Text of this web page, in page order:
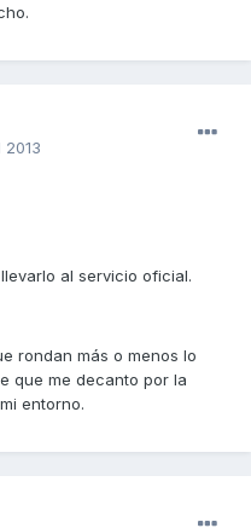
al servicio oficial.
rondan más o menos lo
que me decanto por la
entorno.